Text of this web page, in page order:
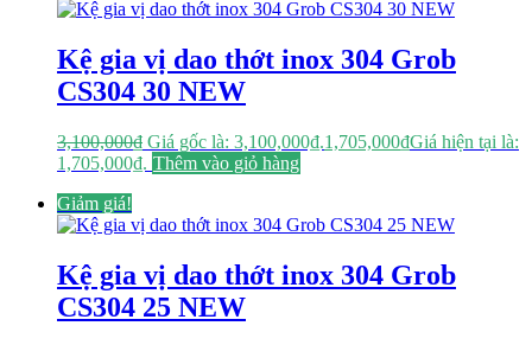
Kệ gia vị dao thớt inox 304 Grob
CS304 30 NEW
3,100,000₫ Giá gốc là: 3,100,000₫.1,705,000₫Giá hiện tại là:
1,705,000₫. Thêm vào giỏ hàng
Giảm giá!
Kệ gia vị dao thớt inox 304 Grob
CS304 25 NEW